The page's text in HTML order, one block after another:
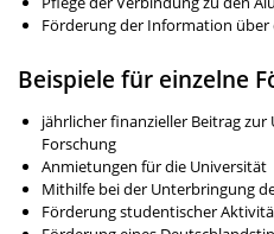
Förderung der Information über
Beispiele für einzelne
jährlicher finanzieller Beitrag
Forschung
Anmietungen für die Universität
Mithilfe bei der Unterbringung
Förderung studentischer